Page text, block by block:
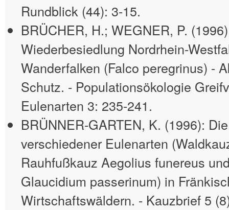
Rundblick (44): 3-15.
BRÜCHER, H.; WEGNER, P.
Wiederbesiedlung Nordrhein-
Wanderfalken (Falco peregrinus) -
Schutz. - Populationsökologie
Eulenarten 3: 235-241.
BRÜNNER-GARTEN, K. (1996):
verschiedener Eulenarten
Rauhfußkauz Aegolius funereus
Glaucidium passerinum) in
Wirtschaftswäldern. - Kauzbrief 5